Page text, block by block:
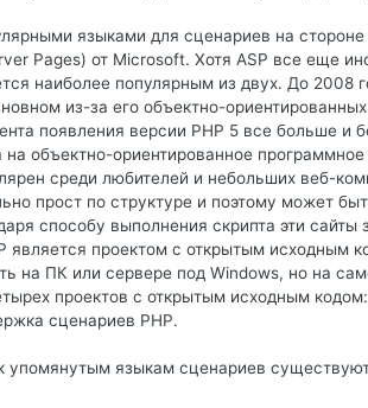
языками для сценариев на
Pages) от Microsoft. Хотя ASP все еще
наиболее популярным из двух. До 2008
из-за его объектно-
появления версии PHP 5 все больше и
на объектно-ориентированное
среди любителей и небольших веб-
прост по структуре и поэтому может
способу выполнения скрипта эти
является проектом с открытым исходным
на ПК или сервере под Windows, но на
проектов с открытым исходным
сценариев PHP.
упомянутым языкам сценариев